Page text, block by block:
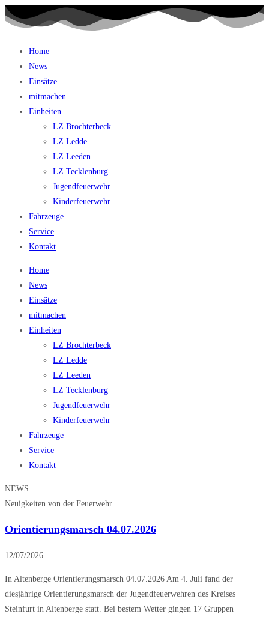
Home
News
Einsätze
mitmachen
Einheiten
LZ Brochterbeck
LZ Ledde
LZ Leeden
LZ Tecklenburg
Jugendfeuerwehr
Kinderfeuerwehr
Fahrzeuge
Service
Kontakt
Home
News
Einsätze
mitmachen
Einheiten
LZ Brochterbeck
LZ Ledde
LZ Leeden
LZ Tecklenburg
Jugendfeuerwehr
Kinderfeuerwehr
Fahrzeuge
Service
Kontakt
NEWS
Neuigkeiten von der Feuerwehr
Orientierungsmarsch 04.07.2026
12/07/2026
In Altenberge Orientierungsmarsch 04.07.2026 Am 4. Juli fand der
diesjährige Orientierungsmarsch der Jugendfeuerwehren des Kreises
Steinfurt in Altenberge statt. Bei bestem Wetter gingen 17 Gruppen